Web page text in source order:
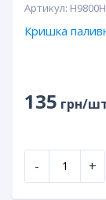
Артикул:
Кришка
135 грн/
- +